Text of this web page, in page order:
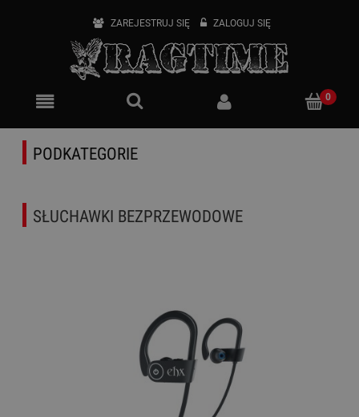
ZAREJESTRUJ SIĘ ZALOGUJ SIĘ
PODKATEGORIE
SŁUCHAWKI BEZPRZEWODOWE